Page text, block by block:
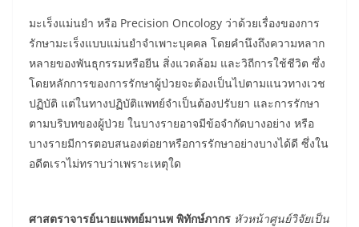
มะเร็งแม่นยำ หรือ Precision Oncology ว่าด้วยเรื่องของการ
รักษามะเร็งแบบแม่นยำจำเพาะบุคคล โดยคำนึงถึงความหลาก
หลายของพันธุกรรมหรือยีน สิ่งแวดล้อม และวิถีการใช้ชีวิต ซึ่ง
โดยหลักการของการรักษาผู้ป่วยจะต้องเป็นไปตามแนวทางเวช
ปฏิบัติ แต่ในทางปฏิบัติแพทย์จำเป็นต้องปรับยา และการรักษา
ตามบริบทของผู้ป่วย ในบางรายอาจมีข้อจำกัดบางอย่าง หรือ
บางรายมีการตอบสนองต่อยาหรือการรักษาอย่างบางได้ดี ซึ่งใน
อดีตเราไม่ทราบว่าเพราะเหตุใด
ศาสตราจารย์นายแพทย์มานพ พิทักษ์ภากร หัวหน้าศูนย์วิจัยเป็น